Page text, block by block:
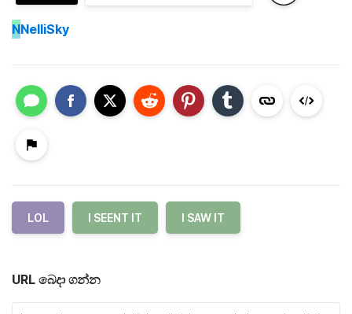
NNelliSky
LOL I SEENT IT I SAW IT
URL බෙදා ගන්න